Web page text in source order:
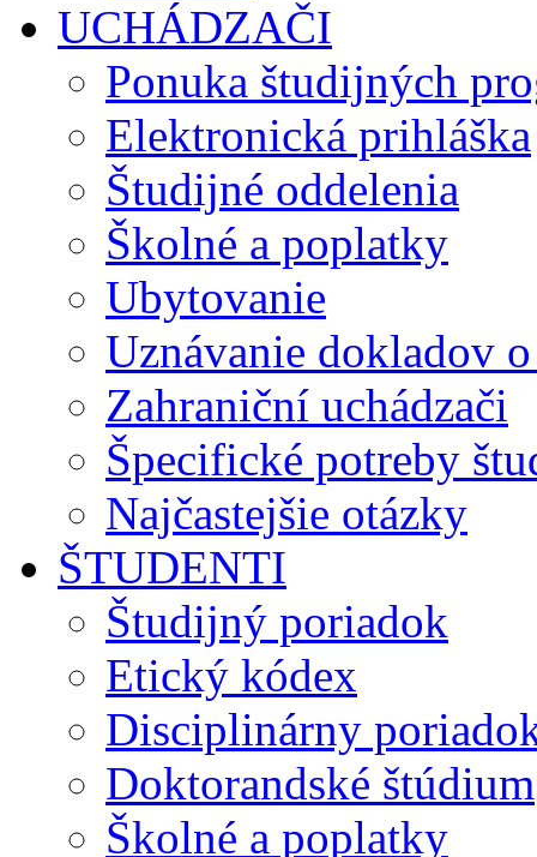
UCHÁDZAČI
Ponuka študijných
Elektronická prihláška
Študijné oddelenia
Školné a poplatky
Ubytovanie
Uznávanie dokladov
Zahraniční uchádzači
Špecifické potreby
Najčastejšie otázky
ŠTUDENTI
Študijný poriadok
Etický kódex
Disciplinárny
Doktorandské štúdium
Školné a poplatky